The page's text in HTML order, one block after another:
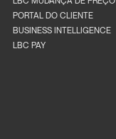
PORTAL DO CLIENTE
BUSINESS INTELLIGENCE
LBC PAY